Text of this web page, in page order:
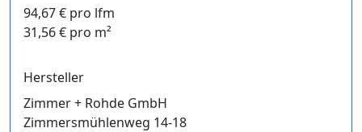
94,67 € pro lfm
31,56 € pro m²
Hersteller
Zimmer + Rohde GmbH
Zimmersmühlenweg 14-18